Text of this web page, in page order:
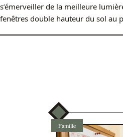
s’émerveiller de la meilleure
fenêtres double hauteur du sol au
Famille